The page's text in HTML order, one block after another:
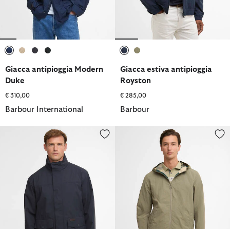
Giacca antipioggia Modern
Duke
€ 310,00
Barbour International
Giacca estiva antipioggia
Royston
€ 285,00
Barbour
Giacca impermeabile Sander Giacca impermeabile